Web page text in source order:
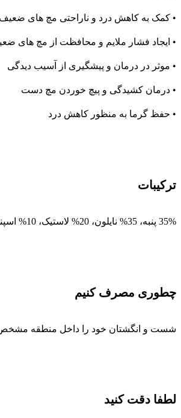
• کمک به کاهش درد و ناراحتی مچ های
• ایجاد فشار ملایم و محافظت از مچ های
• موثر در درمان و پیشگیری از آسیب دیدگی
• درمان کشیدگی و پیچ خوردن مچ دست
• حفظ گرما به منظور کاهش درد
ترکیبات
35% پنبه، 35% نایلون، 20% لاستیک، 10% اسپندکس
چطوری مصرف کنیم
شست و انگشتان خود را داخل منطقه مشخص
لطفا دقت کنید